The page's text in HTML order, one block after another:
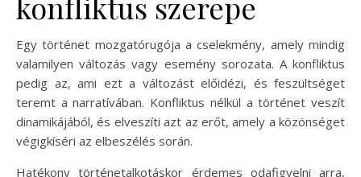
Egy történet mozgatórugója a cselekmény, amely mindig
valamilyen változás vagy esemény sorozata. A konfliktus
pedig az, ami ezt a változást előidézi, és feszültséget
teremt a narratívában. Konfliktus nélkül a történet veszít
dinamikájából, és elveszíti azt az erőt, amely a közönséget
végigkíséri az elbeszélés során.
Hatékony történetalkotáskor érdemes odafigyelni arra,